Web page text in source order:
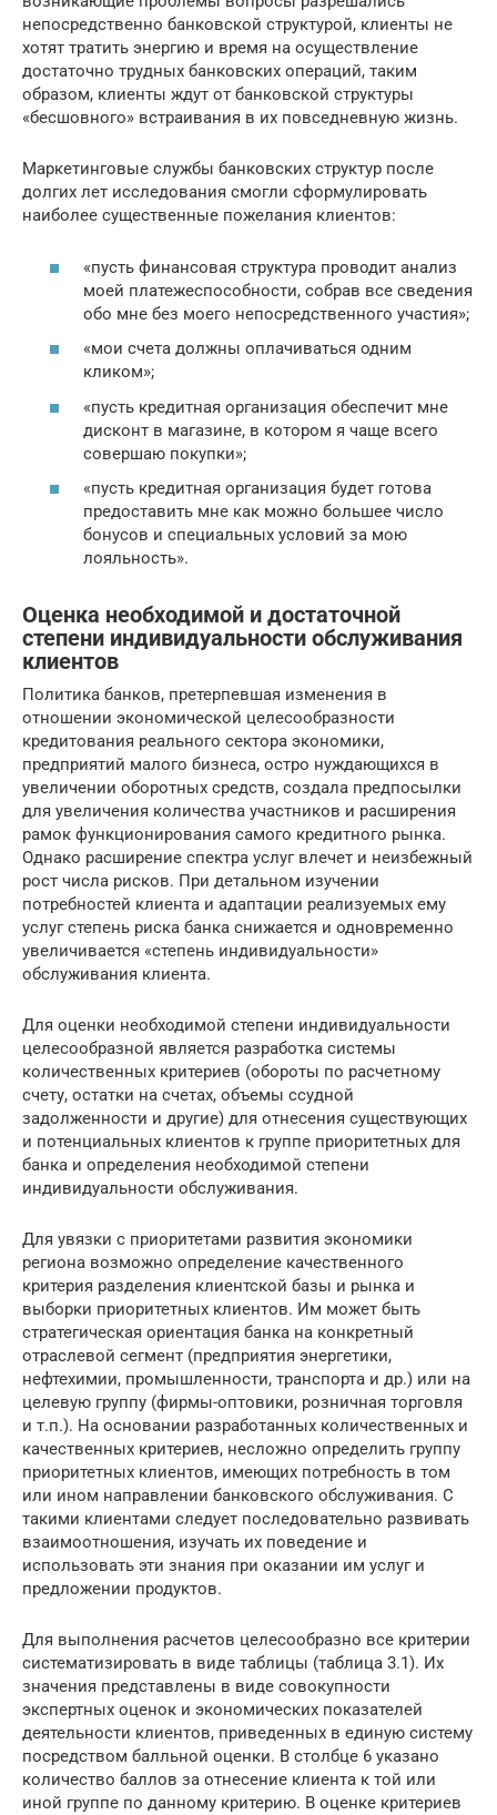
непосредственно банковской структурой, клиенты не
хотят тратить энергию и время на осуществление
достаточно трудных банковских операций, таким
образом, клиенты ждут от банковской структуры
«бесшовного» встраивания в их повседневную жизнь.
Маркетинговые службы банковских структур после
долгих лет исследования смогли сформулировать
наиболее существенные пожелания клиентов:
«пусть финансовая структура проводит анализ
моей платежеспособности, собрав все сведения
обо мне без моего непосредственного участия»;
«мои счета должны оплачиваться одним
кликом»;
«пусть кредитная организация обеспечит мне
дисконт в магазине, в котором я чаще всего
совершаю покупки»;
«пусть кредитная организация будет готова
предоставить мне как можно большее число
бонусов и специальных условий за мою
лояльность».
Оценка необходимой и достаточной
степени индивидуальности обслуживания
клиентов
Политика банков, претерпевшая изменения в
отношении экономической целесообразности
кредитования реального сектора экономики,
предприятий малого бизнеса, остро нуждающихся в
увеличении оборотных средств, создала предпосылки
для увеличения количества участников и расширения
рамок функционирования самого кредитного рынка.
Однако расширение спектра услуг влечет и неизбежный
рост числа рисков. При детальном изучении
потребностей клиента и адаптации реализуемых ему
услуг степень риска банка снижается и одновременно
увеличивается «степень индивидуальности»
обслуживания клиента.
Для оценки необходимой степени индивидуальности
целесообразной является разработка системы
количественных критериев (обороты по расчетному
счету, остатки на счетах, объемы ссудной
задолженности и другие) для отнесения существующих
и потенциальных клиентов к группе приоритетных для
банка и определения необходимой степени
индивидуальности обслуживания.
Для увязки с приоритетами развития экономики
региона возможно определение качественного
критерия разделения клиентской базы и рынка и
выборки приоритетных клиентов. Им может быть
стратегическая ориентация банка на конкретный
отраслевой сегмент (предприятия энергетики,
нефтехимии, промышленности, транспорта и др.) или на
целевую группу (фирмы-оптовики, розничная торговля
и т.п.). На основании разработанных количественных и
качественных критериев, несложно определить группу
приоритетных клиентов, имеющих потребность в том
или ином направлении банковского обслуживания. С
такими клиентами следует последовательно развивать
взаимоотношения, изучать их поведение и
использовать эти знания при оказании им услуг и
предложении продуктов.
Для выполнения расчетов целесообразно все критерии
систематизировать в виде таблицы (таблица 3.1). Их
значения представлены в виде совокупности
экспертных оценок и экономических показателей
деятельности клиентов, приведенных в единую систему
посредством балльной оценки. В столбце 6 указано
количество баллов за отнесение клиента к той или
иной группе по данному критерию. В оценке критериев